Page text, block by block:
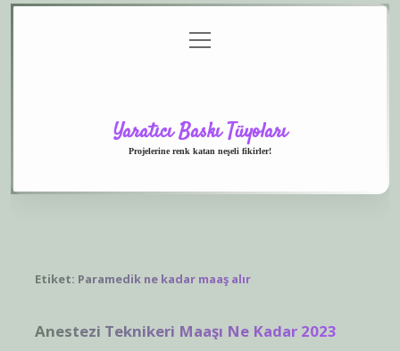
menüyü
aç
Yaratıcı Baskı Tüyoları
Projelerine renk katan neşeli fikirler!
Etiket: Paramedik ne kadar maaş alır
Anestezi Teknikeri Maaşı Ne Kadar 2023